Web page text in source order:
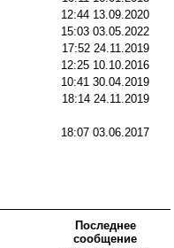
12:44 13.09.2020
15:03 03.05.2022
17:52 24.11.2019
12:25 10.10.2016
10:41 30.04.2019
18:14 24.11.2019
18:07 03.06.2017
Последнее
сообщение